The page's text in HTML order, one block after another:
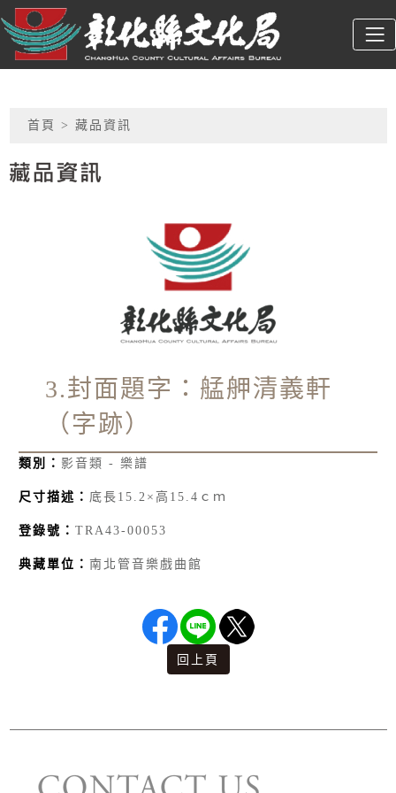
跳到主要內容
彰化縣文化局
網頁導覽
:::
首頁 > 藏品資訊
藏品資訊
3.封面題字：艋舺清義軒
（字跡）
類別： 影音類 - 樂譜
尺寸描述： 底長15.2×高15.4ｃｍ
登錄號： TRA43-00053
典藏單位： 南北管音樂戲曲館
回上頁
版權宣告